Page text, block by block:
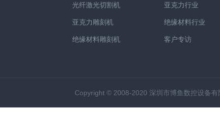
光纤激光切割机
亚克力雕刻机
绝缘材料雕刻机
亚克力行业
绝缘材料行业
客户专访
Copyright © 2008-2020 深圳市博鱼数控设备有